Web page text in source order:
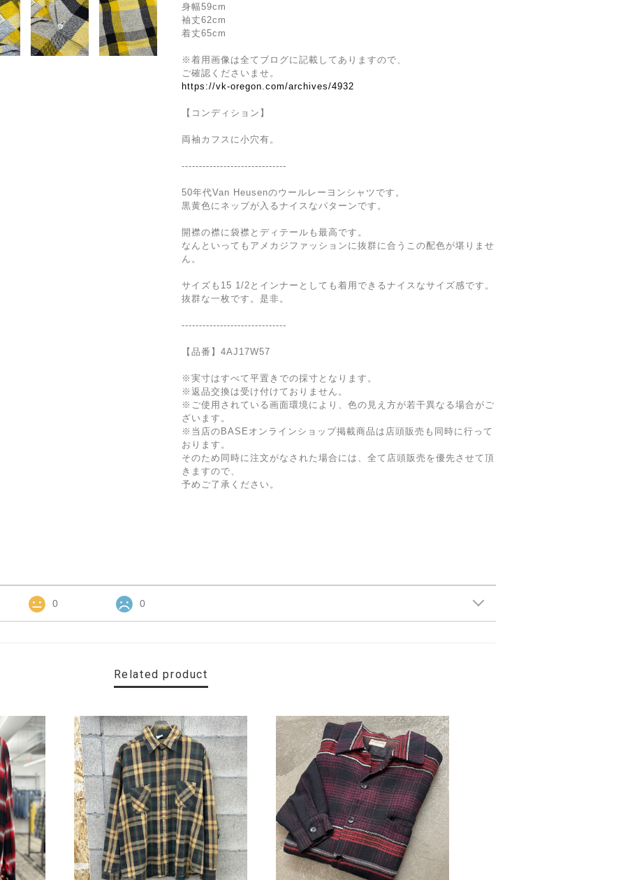
身幅59cm
袖丈62cm
着丈65cm
※着用画像は全てブログに記載してありますので、
ご確認くださいませ。
https://vk-oregon.com/archives/4932
【コンディション】
両袖カフスに小穴有。
------------------------------
50年代Van Heusenのウールレーヨンシャツです。
黒黄色にネップが入るナイスなパターンです。
開襟の襟に袋襟とディテールも最高です。
なんといってもアメカジファッションに抜群に合うこの配色が堪りませ
ん。
サイズも15 1/2とインナーとしても着用できるナイスなサイズ感です。
抜群な一枚です。是非。
------------------------------
【品番】4AJ17W57
※実寸はすべて平置きでの採寸となります。
※返品交換は受け付けておりません。
※ご使用されている画面環境により、色の見え方が若干異なる場合がご
ざいます。
※当店のBASEオンラインショップ掲載商品は店頭販売も同時に行って
おります。
そのため同時に注文がなされた場合には、全て店頭販売を優先させて頂
きますので、
予めご了承ください。
0 0
Related product